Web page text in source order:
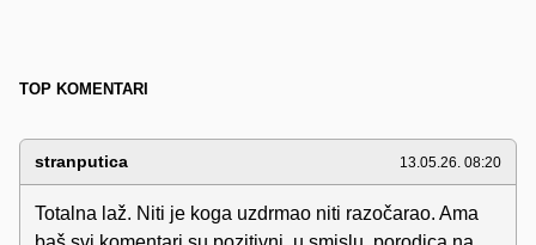
TOP KOMENTARI
stranputica 13.05.26. 08:20
Totalna laž. Niti je koga uzdrmao niti razočarao. Ama